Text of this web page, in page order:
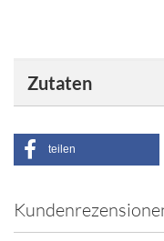
Zutaten
teilen